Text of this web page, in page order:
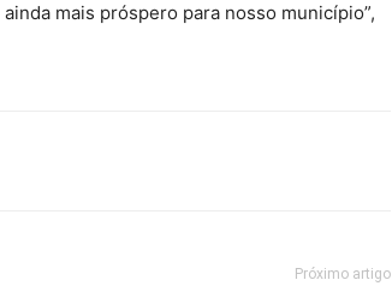
mais próspero para nosso município”,
Próximo artigo